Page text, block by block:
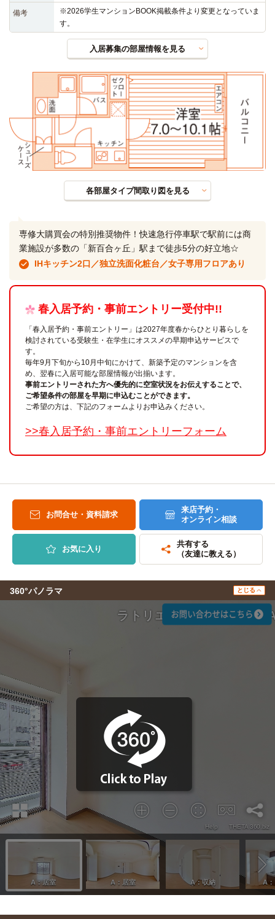
備考
※2026学生マンションBOOK掲載条件より変更となっていま
す。
入居募集の部屋情報を見る
各部屋タイプ間取り図を見る
専修大購買会の特別推奨物件！快速急行停車駅で駅前には商
業施設が多数の「新百合ヶ丘」駅まで徒歩5分の好立地☆
IHキッチン2口／独立洗面化粧台／女子専用フロアあり
春入居予約・事前エントリー受付中!!
「春入居予約・事前エントリー」は2027年度春からひとり暮らしを
検討されている受験生・在学生にオススメの早期申込サービスで
す。
毎年9月下旬から10月中旬にかけて、新築予定のマンションを含
め、翌春に入居可能な部屋情報が出揃います。
事前エントリーされた方へ優先的に空室状況をお伝えすることで、
ご希望条件の部屋を早期に申込むことができます。
ご希望の方は、下記のフォームよりお申込みください。
>>春入居予約・事前エントリーフォーム
お問合せ・資料請求
来店予約・
オンライン相談
お気に入り
共有する
（友達に教える）
360°パノラマ とじる